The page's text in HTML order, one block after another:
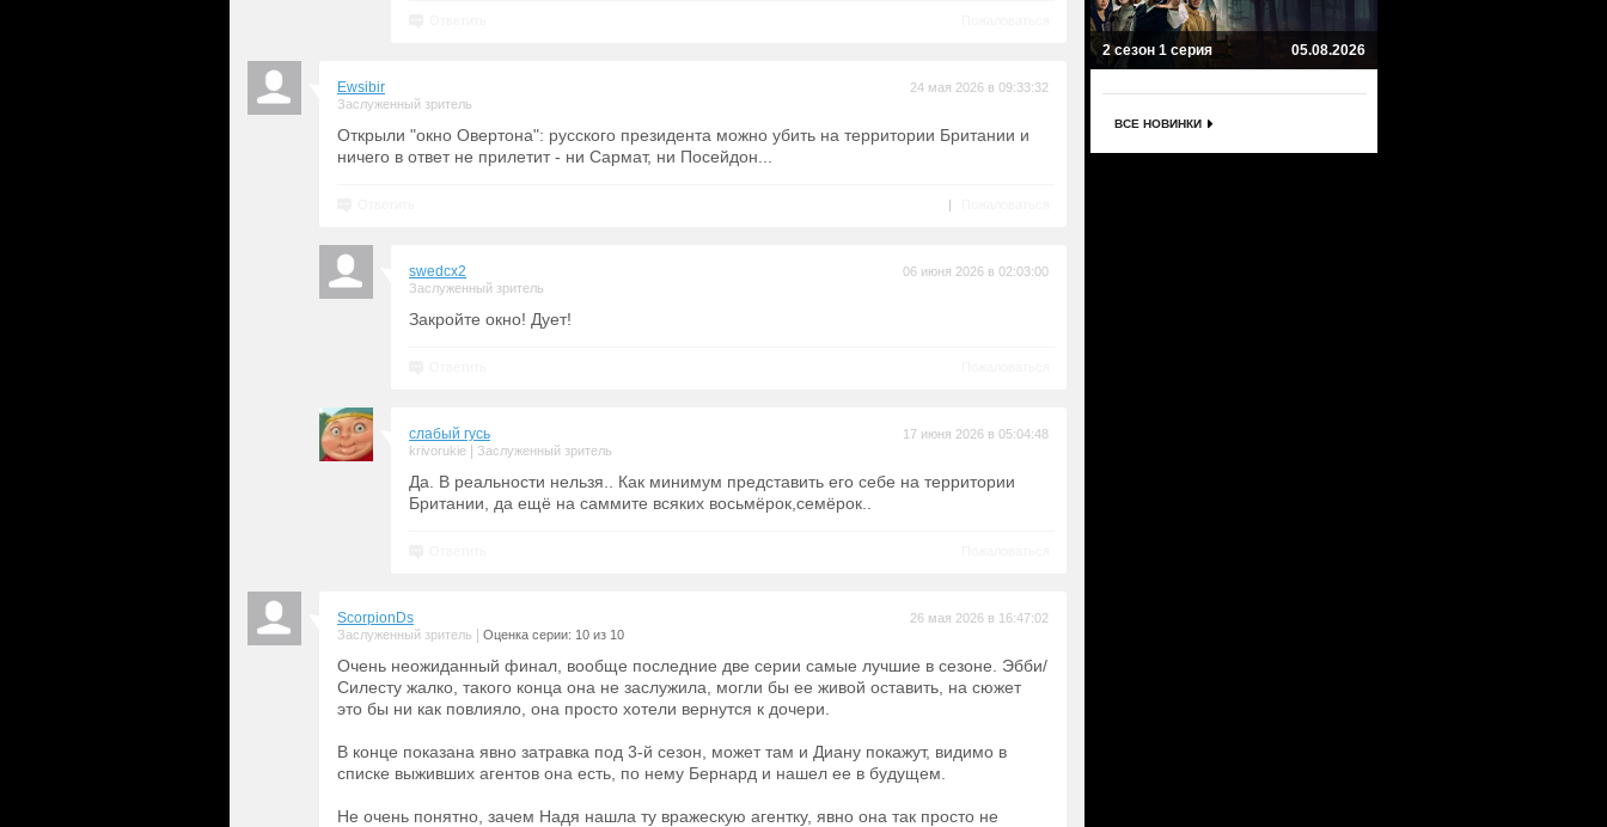
Ewsibir
Заслуженный зритель
24 мая 2026 в 09:33:32
Открыли "окно Овертона": русского президента можно убить на территории Британии и
ничего в ответ не прилетит - ни Сармат, ни Посейдон...
|
swedcx2
Заслуженный зритель
06 июня 2026 в 02:03:00
Закройте окно! Дует!
слабый гусь
krivorukie Заслуженный зритель
17 июня 2026 в 05:04:48
Да. В реальности нельзя.. Как минимум представить его себе на территории
Британии, да ещё на саммите всяких восьмёрок,семёрок..
ScorpionDs
Заслуженный зритель Оценка серии: 10 из 10
26 мая 2026 в 16:47:02
Очень неожиданный финал, вообще последние две серии самые лучшие в сезоне. Эбби/
Силесту жалко, такого конца она не заслужила, могли бы ее живой оставить, на сюжет
это бы ни как повлияло, она просто хотели вернутся к дочери.
В конце показана явно затравка под 3-й сезон, может там и Диану покажут, видимо в
списке выживших агентов она есть, по нему Бернард и нашел ее в будущем.
Не очень понятно, зачем Надя нашла ту вражескую агентку, явно она так просто не
2 сезон 1 серия 05.08.2026
ВСЕ НОВИНКИ